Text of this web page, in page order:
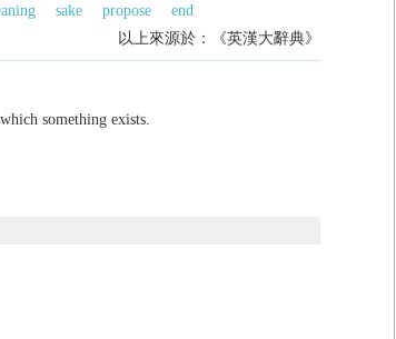
sake propose
end
以上來源於：《英漢大辭典》
something exists.